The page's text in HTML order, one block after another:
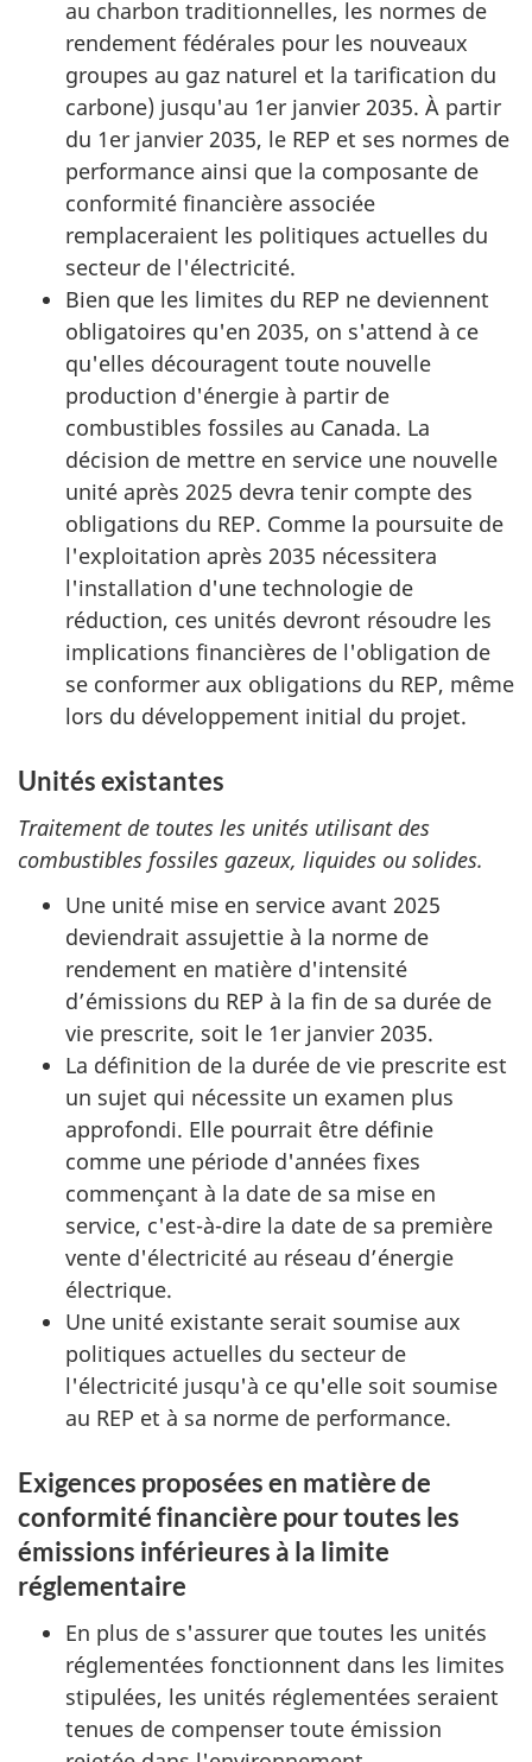
au charbon traditionnelles, les normes de
rendement fédérales pour les nouveaux
groupes au gaz naturel et la tarification du
carbone) jusqu'au 1er janvier 2035. À partir
du 1er janvier 2035, le REP et ses normes de
performance ainsi que la composante de
conformité financière associée
remplaceraient les politiques actuelles du
secteur de l'électricité.
Bien que les limites du REP ne deviennent
obligatoires qu'en 2035, on s'attend à ce
qu'elles découragent toute nouvelle
production d'énergie à partir de
combustibles fossiles au Canada. La
décision de mettre en service une nouvelle
unité après 2025 devra tenir compte des
obligations du REP. Comme la poursuite de
l'exploitation après 2035 nécessitera
l'installation d'une technologie de
réduction, ces unités devront résoudre les
implications financières de l'obligation de
se conformer aux obligations du REP, même
lors du développement initial du projet.
Unités existantes
Traitement de toutes les unités utilisant des
combustibles fossiles gazeux, liquides ou solides.
Une unité mise en service avant 2025
deviendrait assujettie à la norme de
rendement en matière d'intensité
d’émissions du REP à la fin de sa durée de
vie prescrite, soit le 1er janvier 2035.
La définition de la durée de vie prescrite est
un sujet qui nécessite un examen plus
approfondi. Elle pourrait être définie
comme une période d'années fixes
commençant à la date de sa mise en
service, c'est-à-dire la date de sa première
vente d'électricité au réseau d’énergie
électrique.
Une unité existante serait soumise aux
politiques actuelles du secteur de
l'électricité jusqu'à ce qu'elle soit soumise
au REP et à sa norme de performance.
Exigences proposées en matière de
conformité financière pour toutes les
émissions inférieures à la limite
réglementaire
En plus de s'assurer que toutes les unités
réglementées fonctionnent dans les limites
stipulées, les unités réglementées seraient
tenues de compenser toute émission